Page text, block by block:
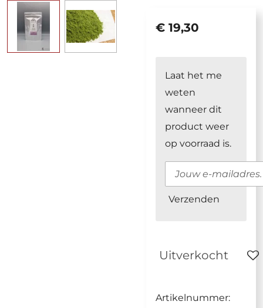
€ 19,30
Laat het me
weten
wanneer dit
product weer
op voorraad is.
Verzenden
Uitverkocht
Artikelnummer: